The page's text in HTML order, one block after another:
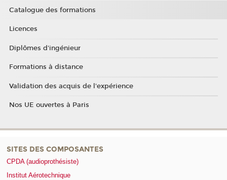
Catalogue des formations
Licences
Diplômes d'ingénieur
Formations à distance
Validation des acquis de l'expérience
Nos UE ouvertes à Paris
SITES DES COMPOSANTES
CPDA (audioprothésiste)
Institut Aérotechnique